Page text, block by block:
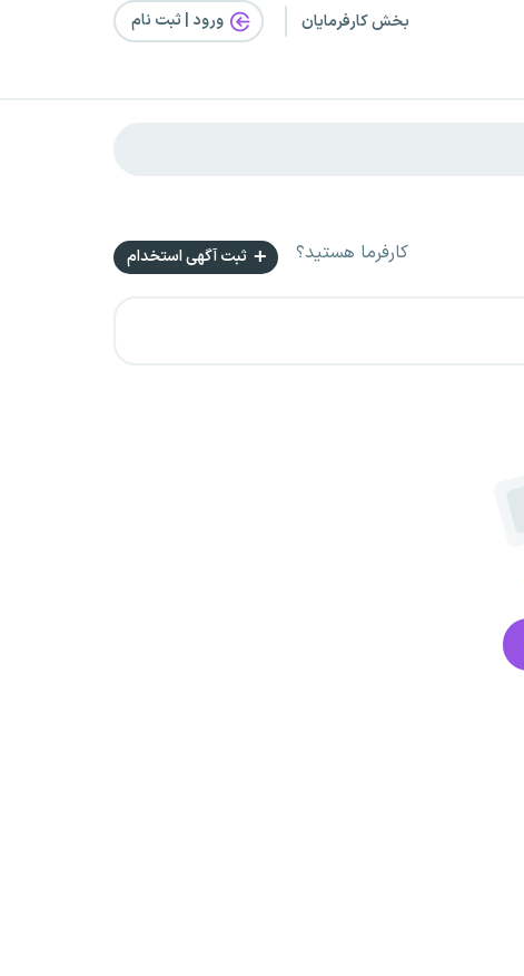
بخش کارفرمایان ورود | ثبت‌ نام
کارفرما هستید؟ ثبت آگهی استخدام